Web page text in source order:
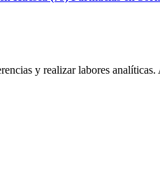
y realizar labores